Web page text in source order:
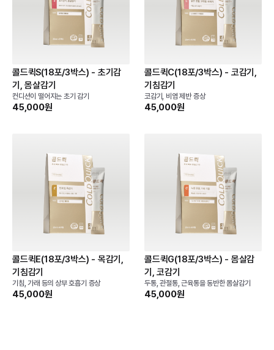
콜드퀵S(18포/3박스) - 초기감
기, 몸살감기
컨디션이 떨어지는 초기 감기
45,000원
콜드퀵C(18포/3박스) - 코감기,
기침감기
코감기, 비염 제반 증상
45,000원
콜드퀵E(18포/3박스) - 목감기,
기침감기
기침, 가래 등의 상부 호흡기 증상
45,000원
콜드퀵G(18포/3박스) - 몸살감
기, 코감기
두통, 관절통, 근육통을 동반한 몸살감기
45,000원